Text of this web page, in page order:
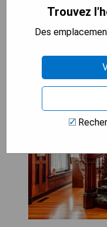
Amethyst
Trouvez
Des